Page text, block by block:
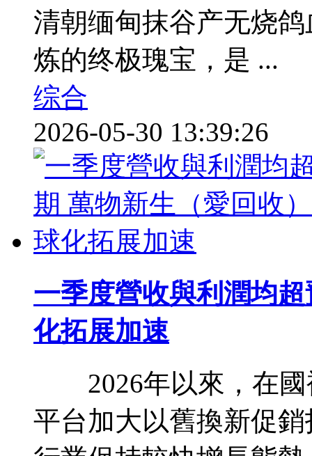
清朝缅甸抹谷产无烧
炼的终极瑰宝，是 ...
综合
2026-05-30 13:39:26
一季度營收與利潤均
化拓展加速
2026年以來，在國
平台加大以舊換新促